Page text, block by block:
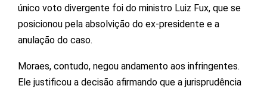
único voto divergente foi do ministro Luiz Fux, que se
posicionou pela absolvição do ex-presidente e a
anulação do caso.
Moraes, contudo, negou andamento aos infringentes.
Ele justificou a decisão afirmando que a jurisprudência